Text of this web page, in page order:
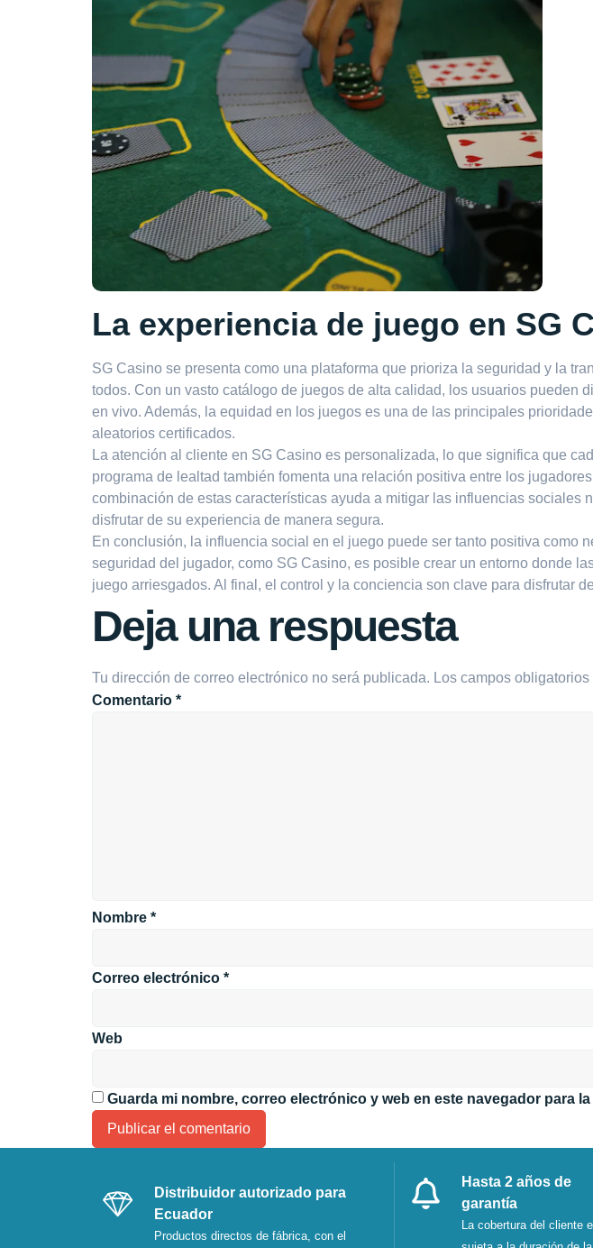
La experiencia de juego en SG
SG Casino se presenta como una plataforma que prioriza la seguridad y la
todos. Con un vasto catálogo de juegos de alta calidad, los usuarios pueden
en vivo. Además, la equidad en los juegos es una de las principales
aleatorios certificados.
La atención al cliente en SG Casino es personalizada, lo que significa que
programa de lealtad también fomenta una relación positiva entre los
combinación de estas características ayuda a mitigar las influencias
disfrutar de su experiencia de manera segura.
En conclusión, la influencia social en el juego puede ser tanto positiva como
seguridad del jugador, como SG Casino, es posible crear un entorno donde
juego arriesgados. Al final, el control y la conciencia son clave para disfrutar
Deja una respuesta
Tu dirección de correo electrónico no será publicada. Los campos
Comentario *
Nombre *
Correo electrónico *
Web
Guarda mi nombre, correo electrónico y web en este navegador para
Distribuidor autorizado para
Ecuador
Productos directos de fábrica, con el
Hasta 2 años de
garantía
La cobertura del cliente